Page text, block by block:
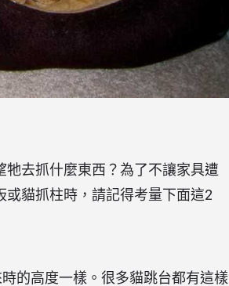
去抓什麼東西？為了不讓家具遭
貓抓柱時，請記得考量下面這2
的高度一樣。很多貓跳台都有這樣